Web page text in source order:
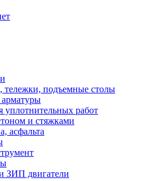
тележки, подъемные столы
уплотнительных работ
и стяжками
асфальта
ЗИП двигатели